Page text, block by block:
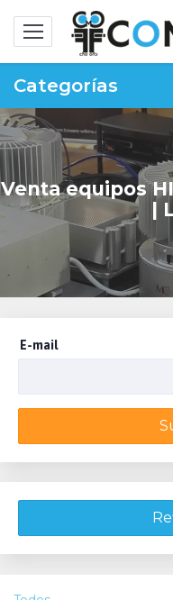
Alternar
navegación
Categorías
Venta equipos
|
E-mail